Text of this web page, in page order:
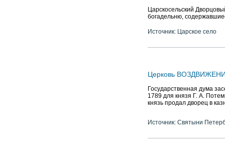
Царскосельский
богадельню,
Источник: Царское село
Церковь
Государственная дума
1789 для князя Г. А.
князь продал дворец в
Источник: Святыни